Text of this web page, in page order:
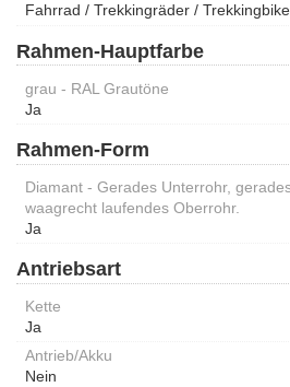
Fahrrad / Trekkingräder / Trekkingbike
Rahmen-Hauptfarbe
grau - RAL Grautöne
Ja
Rahmen-Form
Diamant - Gerades Unterrohr,
waagrecht laufendes Oberrohr.
Ja
Antriebsart
Kette
Ja
Antrieb/Akku
Nein